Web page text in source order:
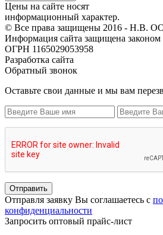
Цены на сайте носят
информационный характер.
© Все права защищены 2016 - Н.В.
Информация сайта защищена законом
ОГРН 1165029053958
Разработка сайта
Обратный звонок
Оставьте свои данные и мы вам
Отправить
Отправля заявку Вы соглашаетесь с
конфиденциальности
Запросить оптовый прайс-лист